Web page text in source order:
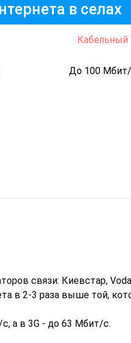
в селах
Кабельный
До 100
связи: Киевстар,
в 2-3 раза выше той,
а в 3G - до 63 Мбит/с.